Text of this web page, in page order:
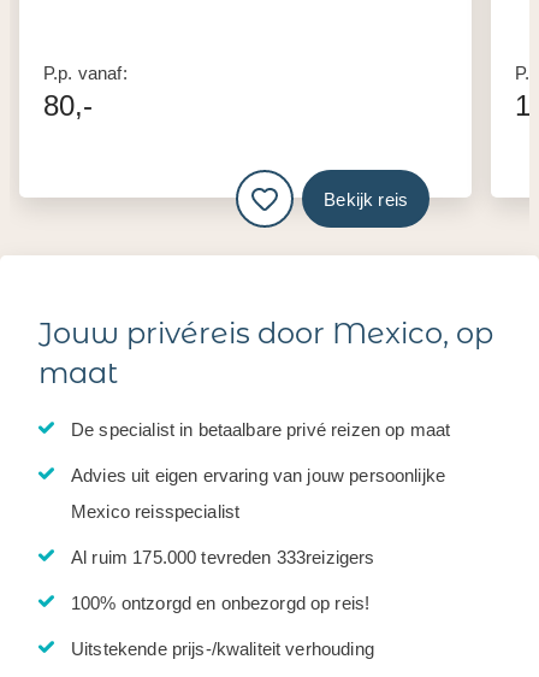
P.p. vanaf:
80,-
Bekijk reis
Jouw privéreis door Mexico, op
maat
De specialist in betaalbare privé reizen op maat
Advies uit eigen ervaring van jouw persoonlijke
Mexico reisspecialist
Al ruim 175.000 tevreden 333reizigers
100% ontzorgd en onbezorgd op reis!
Uitstekende prijs-/kwaliteit verhouding